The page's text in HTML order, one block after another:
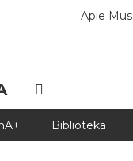
Apie Mus
Biblioteka